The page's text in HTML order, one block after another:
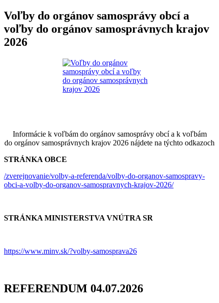
Voľby do orgánov samosprávy obcí a
voľby do orgánov samosprávnych krajov
2026
Informácie k voľbám do orgánov samosprávy obcí a k voľbám
do orgánov samosprávnych krajov 2026 nájdete na týchto odkazoch
STRÁNKA OBCE
/zverejnovanie/volby-a-referenda/volby-do-organov-samospravy-
obci-a-volby-do-organov-samospravnych-krajov-2026/
STRÁNKA MINISTERSTVA VNÚTRA SR
https://www.minv.sk/?volby-samosprava26
REFERENDUM 04.07.2026